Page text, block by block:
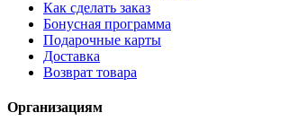
Как сделать заказ
Бонусная программа
Подарочные карты
Доставка
Возврат товара
Организациям